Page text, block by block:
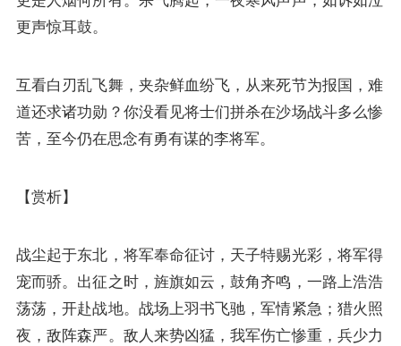
更声惊耳鼓。
互看白刃乱飞舞，夹杂鲜血纷飞，从来死节为报国，难
道还求诸功勋？你没看见将士们拼杀在沙场战斗多么惨
苦，至今仍在思念有勇有谋的李将军。
【赏析】
战尘起于东北，将军奉命征讨，天子特赐光彩，将军得
宠而骄。出征之时，旌旗如云，鼓角齐鸣，一路上浩浩
荡荡，开赴战地。战场上羽书飞驰，军情紧急；猎火照
夜，敌阵森严。敌人来势凶猛，我军伤亡惨重，兵少力